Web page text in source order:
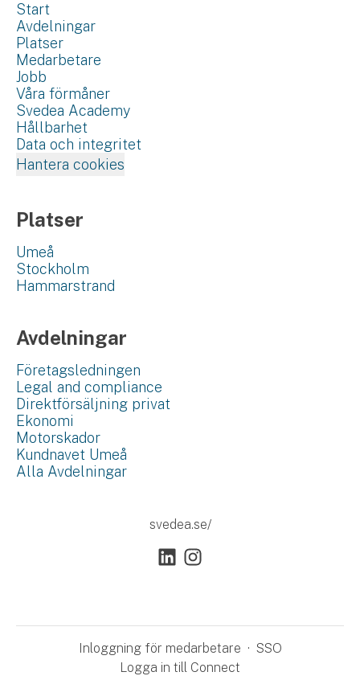
Start
Avdelningar
Platser
Medarbetare
Jobb
Våra förmåner
Svedea Academy
Hållbarhet
Data och integritet
Hantera cookies
Platser
Umeå
Stockholm
Hammarstrand
Avdelningar
Företagsledningen
Legal and compliance
Direktförsäljning privat
Ekonomi
Motorskador
Kundnavet Umeå
Alla Avdelningar
svedea.se/
Inloggning för medarbetare · SSO
Logga in till Connect